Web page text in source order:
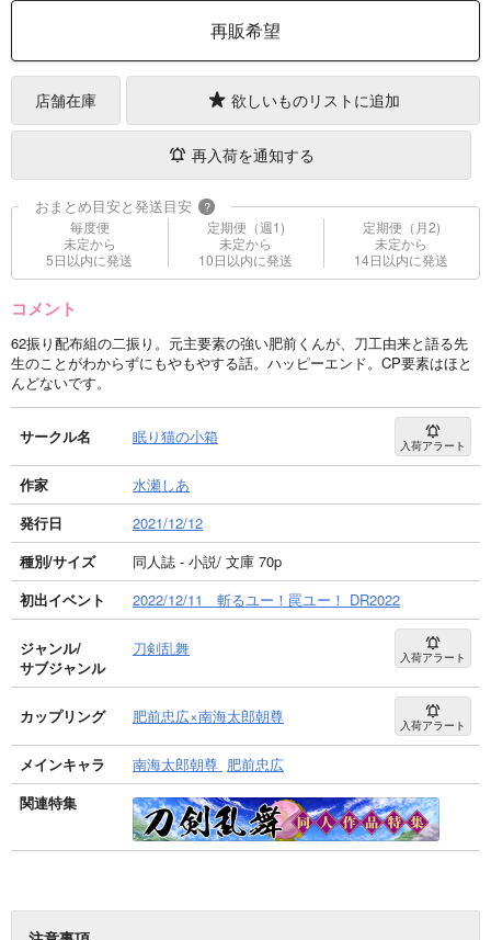
再販希望
店舗在庫 欲しいものリストに追加
再入荷を通知する
おまとめ目安と発送目安 ?
毎度便
未定から
5日以内に発送
定期便（週1)
未定から
10日以内に発送
定期便（月2)
未定から
14日以内に発送
コメント
62振り配布組の二振り。元主要素の強い肥前くんが、刀工由来と語る先
生のことがわからずにもやもやする話。ハッピーエンド。CP要素はほと
んどないです。
サークル名 眠り猫の小箱 入荷アラート
作家
水瀬しあ
発行日
2021/12/12
種別/サイズ
同人誌 - 小説/ 文庫 70p
初出イベント
2022/12/11 斬るユー！罠ユー！ DR2022
ジャンル/
サブジャンル
刀剣乱舞 入荷アラート
カップリング 肥前忠広×南海太郎朝尊 入荷アラート
メインキャラ 南海太郎朝尊 肥前忠広
関連特集